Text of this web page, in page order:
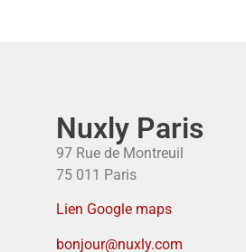
Nuxly Paris
97 Rue de Montreuil
75 011 Paris
Lien Google maps
bonjour@nuxly.com